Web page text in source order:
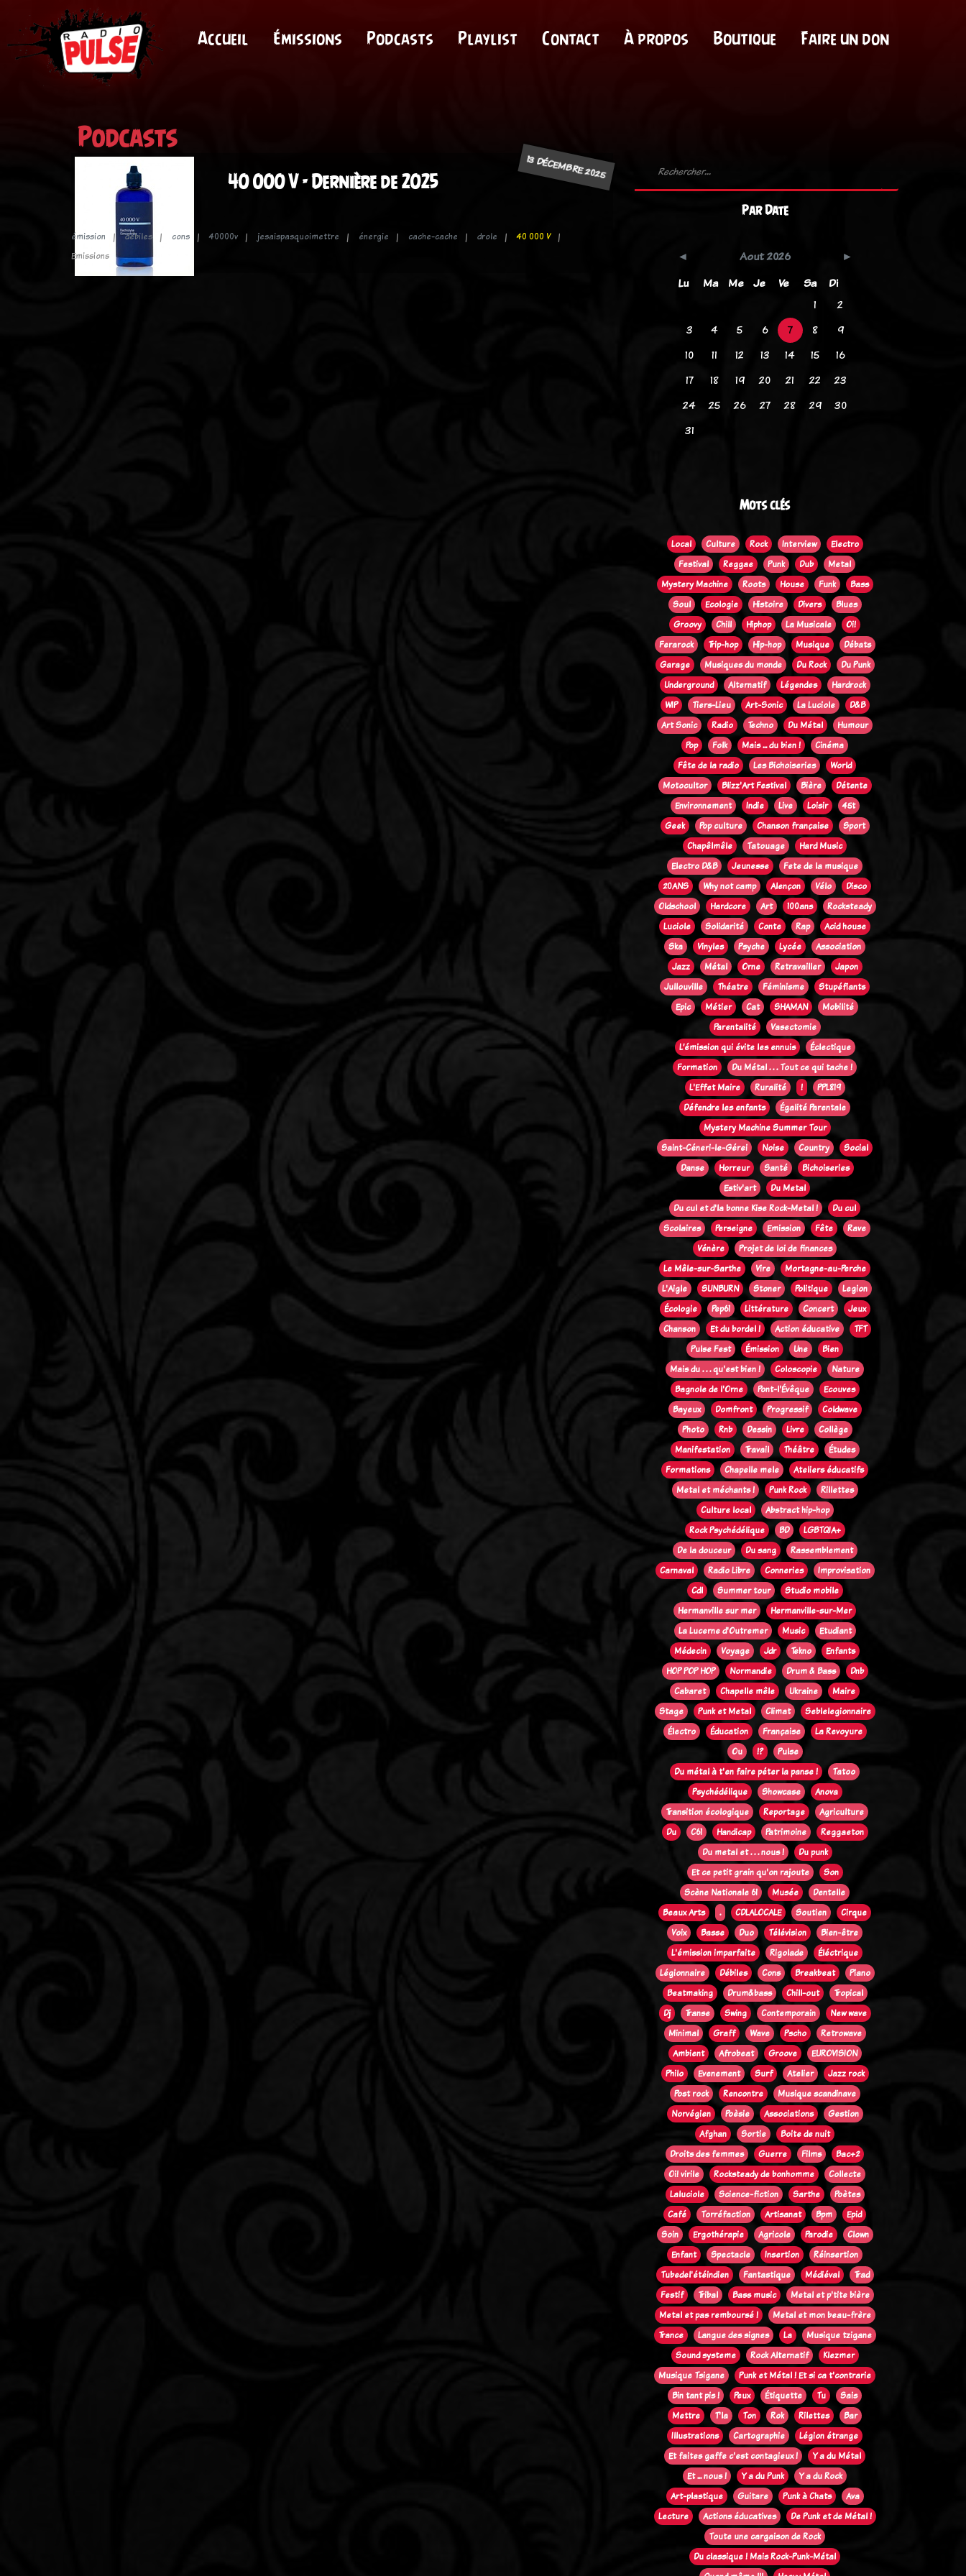
Accueil Émissions Podcasts Playlist Contact À propos Boutique Faire un don
Podcasts
13 DÉCEMBRE 2025
40 000 V - Dernière de 2025
émission débiles cons 40000v jesaispasquoimettre énergie cache-cache drole
40 000 V
Emissions
Par Date
Aout 2026
Lu
Ma Me Je Ve Sa
Di
1
2
3
4 5 6 7 8
9
10
11 12 13 14 15
16
17
18 19 20 21 22
23
24
25 26 27 28 29
30
31
Mots clés
Local Culture Rock Interview
Electro
Festival
Reggae Punk Dub
Metal
Mystery Machine
Roots House Funk
Bass
Soul
Ecologie Histoire Divers
Blues
Groovy
Chill Hiphop La Musicale
Oi!
Ferarock
Trip-hop Hip-hop Musique
Débats
Garage
Musiques du monde Du Rock
Du Punk
Underground
Alternatif Légendes
Hardrock
WIP
Tiers-Lieu Art-Sonic La Luciole
D&B
Art Sonic
Radio Techno Du Métal
Humour
Pop
Folk Mais ... du bien !
Cinéma
Fête de la radio
Les Bichoiseries
World
Motocultor
Blizz'Art Festival Bière
Détente
Environnement
Indie Live Loisir
45t
Geek
Pop culture Chanson française
Sport
Chapêlmêle
Tatouage
Hard Music
Electro D&B
Jeunesse
Fete de la musique
20ANS
Why not camp Alençon Vélo
Disco
Oldschool
Hardcore Art 100ans
Rocksteady
Luciole
Solidarité Conte Rap
Acid house
Ska
Vinyles Psyche Lycée
Association
Jazz
Métal Orne Retravailler
Japon
Jullouville
Théatre Féminisme
Stupéfiants
Epic
Métier Cat SHAMAN
Mobilité
Parentalité
Vasectomie
L’émission qui évite les ennuis
Éclectique
Formation
Du Métal . . . Tout ce qui tache !
L'Effet Maire
Ruralité !
PPL819
Défendre les enfants
Égalité Parentale
Mystery Machine Summer Tour
Saint-Céneri-le-Gérei
Noise Country
Social
Danse
Horreur Santé
Bichoiseries
Estiv'art
Du Metal
Du cul et d'la bonne Kise Rock-Metal !
Du cul
Scolaires
Perseigne Emission Fête
Rave
Vénère
Projet de loi de finances
Le Mêle-sur-Sarthe
Vire
Mortagne-au-Perche
L'Aigle
SUNBURN Stoner Politique
Legion
Écologie
Pep61 Littérature Concert
Jeux
Chanson
Et du bordel ! Action éducative
TFT
Pulse Fest
Émission Une
Bien
Mais du . . . qu'est bien !
Coloscopie
Nature
Bagnole de l'Orne
Pont-l'Évêque
Ecouves
Bayeux
Domfront Progressif
Coldwave
Photo
Rnb Dessin Livre
Collège
Manifestation
Travail Théâtre
Études
Formations
Chapelle mele
Ateliers éducatifs
Metal et méchants !
Punk Rock
Rillettes
Culture local
Abstract hip-hop
Rock Psychédélique
BD
LGBTQIA+
De la douceur
Du sang
Rassemblement
Carnaval
Radio Libre Conneries
Improvisation
Cdl
Summer tour
Studio mobile
Hermanville sur mer
Hermanville-sur-Mer
La Lucerne d'Outremer
Music
Etudiant
Médecin
Voyage Jdr Tekno
Enfants
HOP POP HOP
Normandie Drum & Bass
Dnb
Cabaret
Chapelle mêle Ukraine
Maire
Stage
Punk et Metal Climat
Seblelegionnaire
Électro
Éducation Française
La Revoyure
Ou
!?
Pulse
Du métal à t'en faire péter la panse !
Tatoo
Psychédélique
Showcase
Anova
Transition écologique
Reportage
Agriculture
Du
C61 Handicap Patrimoine
Reggaeton
Du metal et . . . nous !
Du punk
Et ce petit grain qu'on rajoute
Son
Scène Nationale 61
Musée
Dentelle
Beaux Arts
. CDLALOCALE Soutien
Cirque
Voix
Basse Duo Télévision
Bien-être
L'émission imparfaite
Rigolade
Éléctrique
Légionnaire
Débiles Cons Breakbeat
Piano
Beatmaking
Drum&bass Chill-out
Tropical
Dj
Transe Swing Contemporain
New wave
Minimal
Graff Wave Pscho
Retrowave
Ambient
Afrobeat Groove
EUROVISION
Philo
Evenement Surf Atelier
Jazz rock
Post rock
Rencontre
Musique scandinave
Norvégien
Poèsie Associations
Gestion
Afghan
Sortie
Boite de nuit
Droits des femmes
Guerre Films
Bac+2
Oi! virile
Rocksteady de bonhomme
Collecte
Laluciole
Science-fiction Sarthe
Poètes
Café
Torréfaction Artisanat Bpm
Epid
Soin
Ergothérapie Agricole Parodie
Clown
Enfant
Spectacle Insertion
Réinsertion
Tubedel'étéindien
Fantastique Médiéval
Trad
Festif
Tribal Bass music
Metal et p'tite bière
Metal et pas remboursé !
Metal et mon beau-frère
Trance
Langue des signes La
Musique tzigane
Sound systeme
Rock Alternatif
Klezmer
Musique Tsigane
Punk et Métal ! Et si ca t'contrarie
Bin tant pis !
Peux Étiquette Tu
Sais
Mettre
T'la Ton Rok Rilettes
Bar
Illustrations
Cartographie
Légion étrange
Et faites gaffe c'est contagieux !
Y a du Métal
Et ... nous !
Y a du Punk
Y a du Rock
Art-plastique
Guitare Punk à Chats
Ava
Lecture
Actions éducatives
De Punk et de Métal !
Toute une cargaison de Rock
Du classique ! Mais Rock-Punk-Métal